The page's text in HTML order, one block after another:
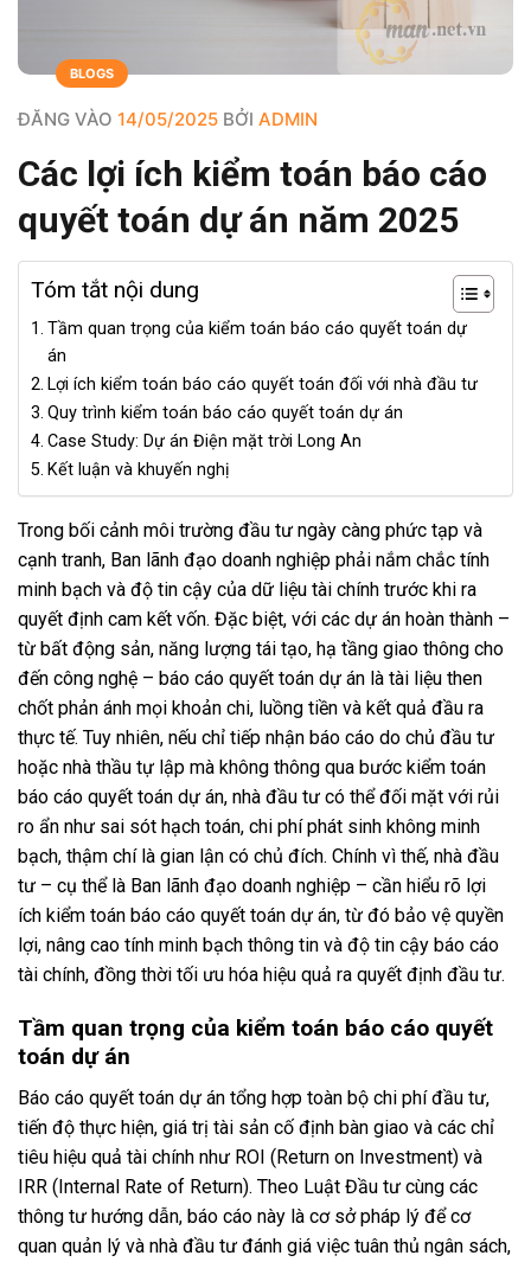
BLOGS
ĐĂNG VÀO 14/05/2025 BỞI ADMIN
Các lợi ích kiểm toán báo cáo
quyết toán dự án năm 2025
Tóm tắt nội dung
Tầm quan trọng của kiểm toán báo cáo quyết toán dự
án
Lợi ích kiểm toán báo cáo quyết toán đối với nhà đầu tư
Quy trình kiểm toán báo cáo quyết toán dự án
Case Study: Dự án Điện mặt trời Long An
Kết luận và khuyến nghị
Trong bối cảnh môi trường đầu tư ngày càng phức tạp và
cạnh tranh, Ban lãnh đạo doanh nghiệp phải nắm chắc tính
minh bạch và độ tin cậy của dữ liệu tài chính trước khi ra
quyết định cam kết vốn. Đặc biệt, với các dự án hoàn thành –
từ bất động sản, năng lượng tái tạo, hạ tầng giao thông cho
đến công nghệ – báo cáo quyết toán dự án là tài liệu then
chốt phản ánh mọi khoản chi, luồng tiền và kết quả đầu ra
thực tế. Tuy nhiên, nếu chỉ tiếp nhận báo cáo do chủ đầu tư
hoặc nhà thầu tự lập mà không thông qua bước kiểm toán
báo cáo quyết toán dự án, nhà đầu tư có thể đối mặt với rủi
ro ẩn như sai sót hạch toán, chi phí phát sinh không minh
bạch, thậm chí là gian lận có chủ đích. Chính vì thế, nhà đầu
tư – cụ thể là Ban lãnh đạo doanh nghiệp – cần hiểu rõ lợi
ích kiểm toán báo cáo quyết toán dự án, từ đó bảo vệ quyền
lợi, nâng cao tính minh bạch thông tin và độ tin cậy báo cáo
tài chính, đồng thời tối ưu hóa hiệu quả ra quyết định đầu tư.
Tầm quan trọng của kiểm toán báo cáo quyết
toán dự án
Báo cáo quyết toán dự án tổng hợp toàn bộ chi phí đầu tư,
tiến độ thực hiện, giá trị tài sản cố định bàn giao và các chỉ
tiêu hiệu quả tài chính như ROI (Return on Investment) và
IRR (Internal Rate of Return). Theo Luật Đầu tư cùng các
thông tư hướng dẫn, báo cáo này là cơ sở pháp lý để cơ
quan quản lý và nhà đầu tư đánh giá việc tuân thủ ngân sách,